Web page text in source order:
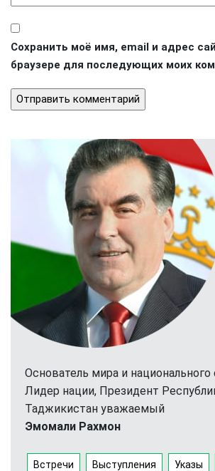
Сохранить моё имя, email и адрес
браузере для последующих моих
Основатель мира и национального
Лидер нации, Президент
Таджикистан уважаемый
Эмомали Рахмон
Встречи Выступления Указы